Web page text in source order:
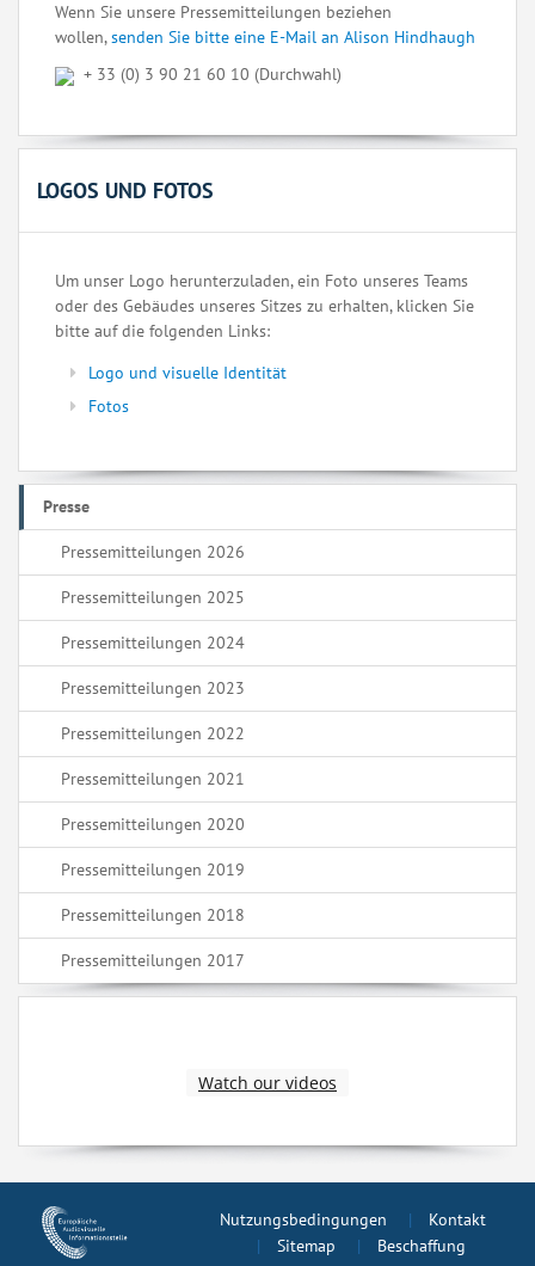
Wenn Sie unsere Pressemitteilungen beziehen
wollen,senden Sie bitte eine E-Mail an Alison Hindhaugh
+ 33 (0) 3 90 21 60 10 (Durchwahl)
LOGOS UND FOTOS
Um unser Logo herunterzuladen, ein Foto unseres Teams
oder des Gebäudes unseres Sitzes zu erhalten, klicken Sie
bitte auf die folgenden Links:
Logo und visuelle Identität
Fotos
Presse
Pressemitteilungen 2026
Pressemitteilungen 2025
Pressemitteilungen 2024
Pressemitteilungen 2023
Pressemitteilungen 2022
Pressemitteilungen 2021
Pressemitteilungen 2020
Pressemitteilungen 2019
Pressemitteilungen 2018
Pressemitteilungen 2017
Watch our videos
Nutzungsbedingungen
Kontakt
Sitemap
Beschaffung